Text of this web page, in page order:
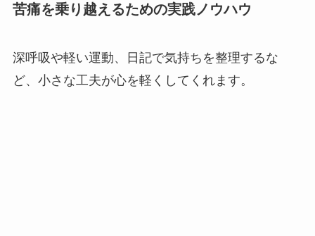
苦痛を乗り越えるための実践ノウハウ
深呼吸や軽い運動、日記で気持ちを整理するな
ど、小さな工夫が心を軽くしてくれます。